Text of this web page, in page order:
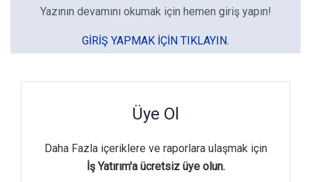
Yazının devamını okumak için hemen giriş yapın!
GIRIŞ YAPMAK IÇIN TIKLAYIN.
Üye Ol
Daha Fazla içeriklere ve raporlara ulaşmak için
İş Yatırım'a ücretsiz üye olun.